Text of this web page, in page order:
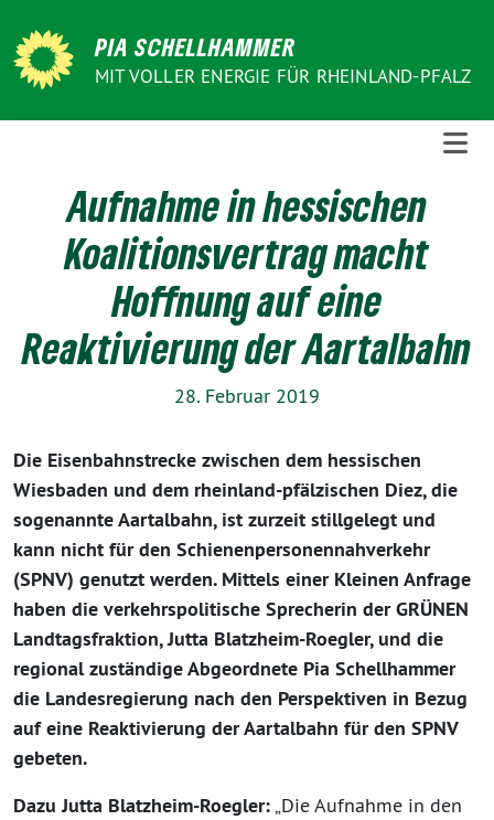
zum
Inhalt
PIA SCHELLHAMMER
MIT VOLLER ENERGIE FÜR RHEINLAND-PFALZ
Aufnahme in hessischen
Koalitionsvertrag macht
Hoffnung auf eine
Reaktivierung der Aartalbahn
28. Februar 2019
Die Eisenbahnstrecke zwischen dem hessischen
Wiesbaden und dem rheinland-pfälzischen Diez, die
sogenannte Aartalbahn, ist zurzeit stillgelegt und
kann nicht für den Schienenpersonennahverkehr
(SPNV) genutzt werden. Mittels einer Kleinen Anfrage
haben die verkehrspolitische Sprecherin der GRÜNEN
Landtagsfraktion, Jutta Blatzheim-Roegler, und die
regional zuständige Abgeordnete Pia Schellhammer
die Landesregierung nach den Perspektiven in Bezug
auf eine Reaktivierung der Aartalbahn für den SPNV
gebeten.
Dazu Jutta Blatzheim-Roegler:„Die Aufnahme in den